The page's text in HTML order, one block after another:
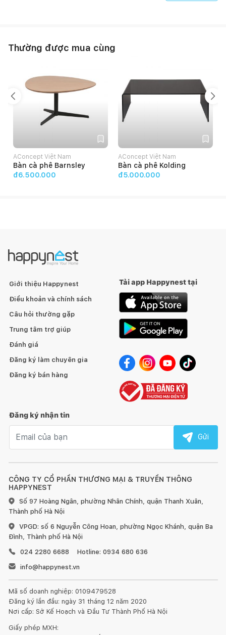
Thường được mua cùng
AConcept Việt Nam
Bàn cà phê Barnsley
đ6.500.000
AConcept Việt Nam
Bàn cà phê Kolding
đ5.000.000
CÔNG TY CỔ PHẦN THƯƠNG MẠI & TRUYỀN THÔNG
HAPPYNEST
Số 97 Hoàng Ngân, phường Nhân Chính, quận Thanh Xuân,
Thành phố Hà Nội
VPGD: số 6 Nguyễn Công Hoan, phường Ngọc Khánh, quận Ba
Đình, Thành phố Hà Nội
024 2280 6688
Hotline: 0934 680 636
info@happynest.vn
Mã số doanh nghiệp: 0109479528
Đăng ký lần đầu: ngày 31 tháng 12 năm 2020
Nơi cấp: Sở Kế Hoạch và Đầu Tư Thành Phố Hà Nội
Giấy phép MXH:
Giới thiệu Happynest
Điều khoản và chính sách
Câu hỏi thường gặp
Trung tâm trợ giúp
Đánh giá
Đăng ký làm chuyên gia
Đăng ký bán hàng
Tải app Happynest tại
Đăng ký nhận tin
Gửi